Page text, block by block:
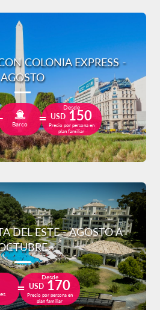
COLONIA EXPRESS -
AGOSTO
Barco
Desde
USD 150
Precio por persona en
plan familiar
DEL ESTE - AGOSTO A
Desde
USD 170
Precio por persona en
plan familiar